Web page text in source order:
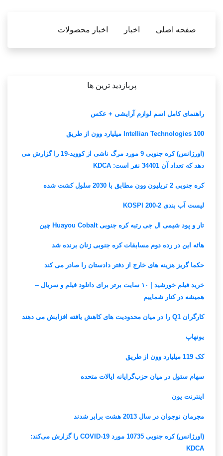
صفحه اصلی اخبار اخبار محصولات
پربازدید ترین ها
راهنمای کامل اسم لوازم آرایشی + عکس
Intellian Technologies 100 میلیارد وون از طریق
(اورژانس) کره جنوبی 9 مورد مرگ ناشی از کووید-19 را گزارش می
دهد که تعداد آن 34401 نفر است: KDCA
کره جنوبی 2 تریلیون وون مطابق با 2030 سلول کشت شده
لیست آب بندی KOSPI 200-2
تار و پود شیمی ال جی رتبه کره جنوبی Huayou Cobalt چین
هائه این در رده دوم مسابقات کره جنوبی زنان برنده شد
حکما گریز هزینه های خارج از دفتر دادستان را صادر می کند
خرید فیلم خورشید | ۱۰ سایت برتر برای دانلود فیلم و سریال --
همیشه در کنار شماییم
کارگران Q1 را در میان محدودیت های کاهش یافته افزایش می دهند
یونهاپ
کک 119 میلیارد وون از طریق
سهام سئول در میان حزب‌گرایانه ایالات متحده
اینترنت یون
مجرمان نوجوان در سال 2013 هشت برابر شدند
(اورژانس) کره جنوبی 10735 مورد COVID-19 را گزارش می‌کند:
KDCA